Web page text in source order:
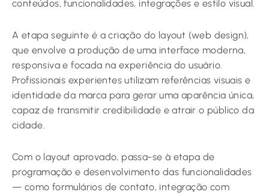
conteúdos, funcionalidades, integrações e estilo visual.
A etapa seguinte é a criação do layout (web design),
que envolve a produção de uma interface moderna,
responsiva e focada na experiência do usuário.
Profissionais experientes utilizam referências visuais e
identidade da marca para gerar uma aparência única,
capaz de transmitir credibilidade e atrair o público da
cidade.
Com o layout aprovado, passa-se à etapa de
programação e desenvolvimento das funcionalidades
— como formulários de contato, integração com